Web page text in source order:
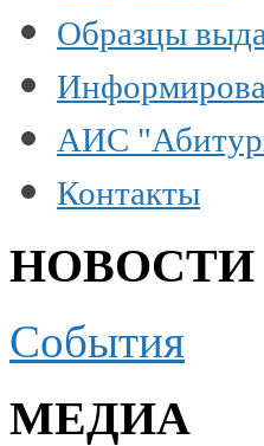
Образцы
АИС
Контакты
НОВОСТИ
События
МЕДИА